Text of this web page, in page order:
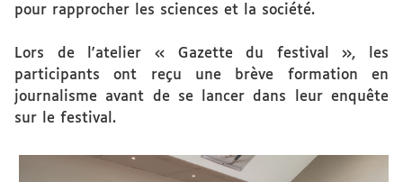
pour rapprocher les sciences et la société.
Lors de l'atelier « Gazette du festival », les
participants ont reçu une brève formation en
journalisme avant de se lancer dans leur enquête
sur le festival.